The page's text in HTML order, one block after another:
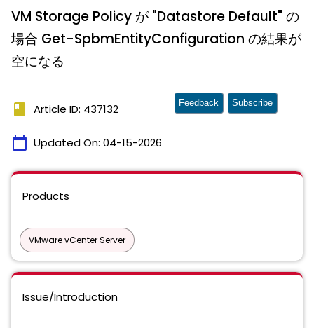
VM Storage Policy が "Datastore Default" の
場合 Get-SpbmEntityConfiguration の結果が
空になる
book Article ID: 437132
calendar_today Updated On: 04-15-2026
Feedback Subscribe
Products
VMware vCenter Server
Issue/Introduction